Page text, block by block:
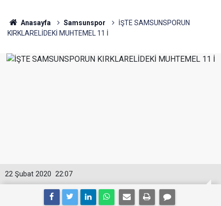
Anasayfa Samsunspor
İŞTE SAMSUNSPORUN
KIRKLARELİDEKİ MUHTEMEL 11 İ
22:07
22 Şubat 2020